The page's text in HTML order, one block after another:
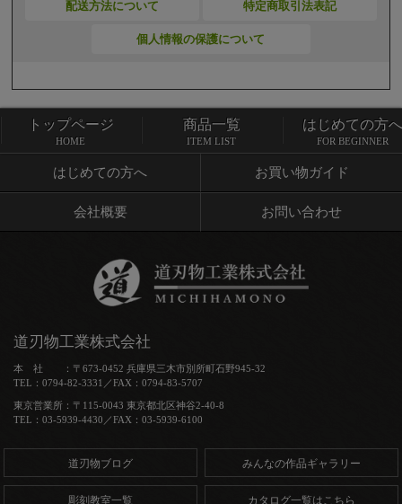
配送方法について 特定商取引法表記
個人情報の保護について
トップページ 商品一覧
はじめての方へ お買い物ガイド
会社概要 お問い合わせ
トップページ
HOME
商品一覧
ITEM LIST
はじめての方へ
FOR BEGINNER
道刃物工業株式会社
本 社 ：〒673-0452 兵庫県三木市別所町石野945-32
TEL：0794-82-3331／FAX：0794-83-5707
東京営業所：〒115-0043 東京都北区神谷2-40-8
TEL：03-5939-4430／FAX：03-5939-6100
道刃物ブログ みんなの作品ギャラリー
彫刻教室一覧 カタログ一覧はこちら